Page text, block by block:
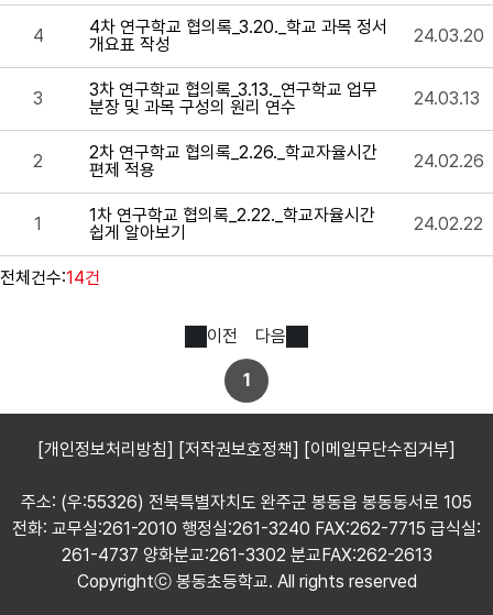
4
4차 연구학교 협의록_3.20._학교 과목 정서
개요표 작성
24.03.20
3
3차 연구학교 협의록_3.13._연구학교 업무
분장 및 과목 구성의 원리 연수
24.03.13
2
2차 연구학교 협의록_2.26._학교자율시간
편제 적용
24.02.26
1
1차 연구학교 협의록_2.22._학교자율시간
쉽게 알아보기
24.02.22
전체건수:14건
이전
1
다음
[개인정보처리방침] [저작권보호정책] [이메일무단수집거부]
주소: (우:55326) 전북특별자치도 완주군 봉동읍 봉동동서로 105
전화: 교무실:261-2010 행정실:261-3240 FAX:262-7715 급식실:
261-4737 양화분교:261-3302 분교FAX:262-2613
Copyrightⓒ 봉동초등학교. All rights reserved